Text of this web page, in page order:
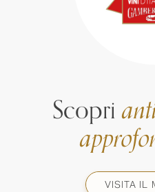
Scopri
VISITA IL